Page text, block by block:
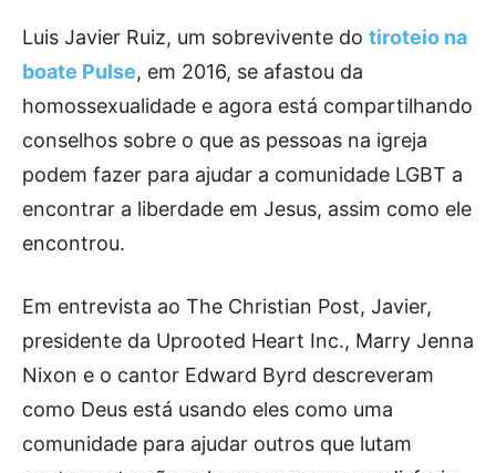
Luis Javier Ruiz, um sobrevivente do tiroteio na
boate Pulse, em 2016, se afastou da
homossexualidade e agora está compartilhando
conselhos sobre o que as pessoas na igreja
podem fazer para ajudar a comunidade LGBT a
encontrar a liberdade em Jesus, assim como ele
encontrou.
Em entrevista ao The Christian Post, Javier,
presidente da Uprooted Heart Inc., Marry Jenna
Nixon e o cantor Edward Byrd descreveram
como Deus está usando eles como uma
comunidade para ajudar outros que lutam